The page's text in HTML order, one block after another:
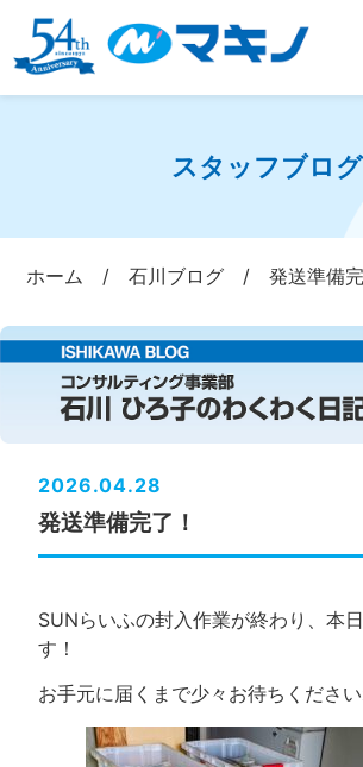
スタッフブログ
ホーム /石川ブログ /発送準備完
2026.04.28
発送準備完了！
SUNらいふの封入作業が終わり、本
す！
お手元に届くまで少々お待ちください